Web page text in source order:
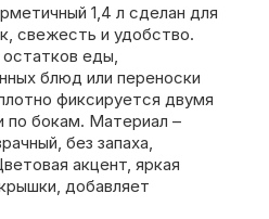
1,4 л сделан для
свежесть и удобство.
еды,
блюд или переноски
фиксируется двумя
бокам. Материал –
без запаха,
акцент, яркая
добавляет